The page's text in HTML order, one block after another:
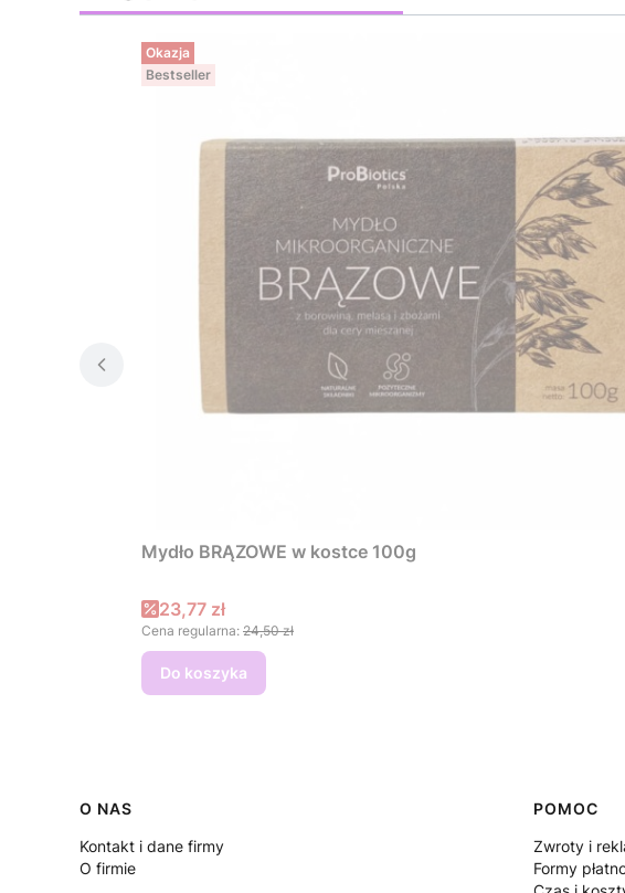
Okazja
Bestseller
Mydło BRĄZOWE w kostce 100g
Cena promocyjna
23,77 zł
Cena regularna: 24,50 zł
Do koszyka
Linki w stopce
O NAS
Kontakt i dane firmy
O firmie
POMOC
Zwroty i
Formy